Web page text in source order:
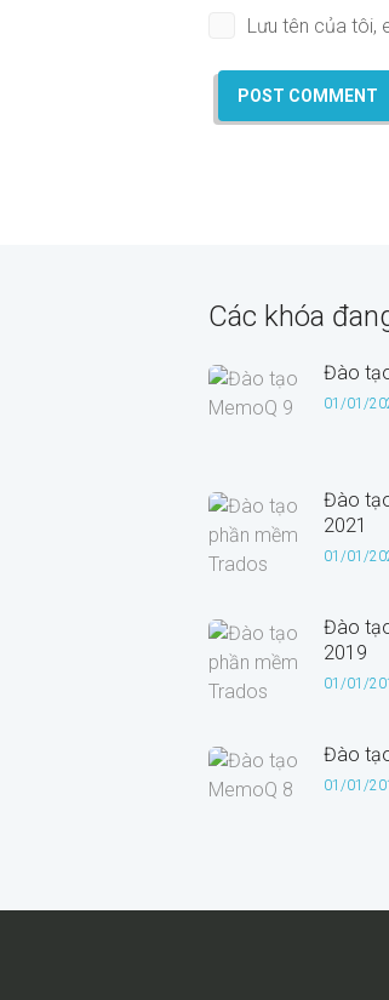
Lưu tên của tôi,
Các khóa
Đào
01/01/
Đào
2021
01/01/
Đào
2019
01/01/
Đào
01/01/